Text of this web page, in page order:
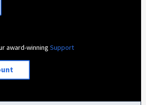
award-winningSupport